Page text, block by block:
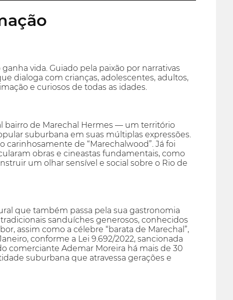
vida. Guiado pela paixão por narrativas
dialoga com crianças, adolescentes, adultos,
e curiosos de todas as idades.
bairro de Marechal Hermes — um território
suburbana em suas múltiplas expressões.
de “Marechalwood”. Já foi
obras e cineastas fundamentais, como
um olhar sensível e social sobre o Rio de
que também passa pela sua gastronomia
sanduíches generosos, conhecidos
assim como a célebre “barata de Marechal”,
conforme a Lei 9.692/2022, sancionada
comerciante Ademar Moreira há mais de 30
suburbana que atravessa gerações e